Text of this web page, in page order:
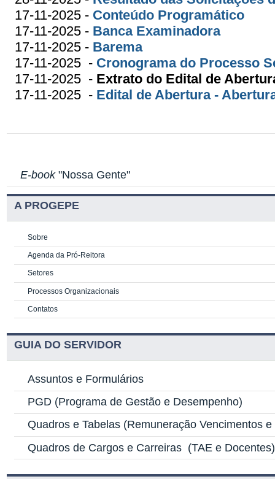
17-11-2025 - Conteúdo Programático
17-11-2025 - Banca Examinadora
17-11-2025 - Barema
17-11-2025 - Cronograma do Processo
17-11-2025 - Extrato do Edital de
17-11-2025 - Edital de Abertura -
E-book"Nossa Gente"
A PROGEPE
Sobre
Agenda da Pró-Reitora
Setores
Processos Organizacionais
Contatos
GUIA DO SERVIDOR
Assuntos e Formulários
PGD (Programa de Gestão e Desempenho)
Quadros e Tabelas (Remuneração Vencimentos
Quadros de Cargos e Carreiras (TAE e Docentes)